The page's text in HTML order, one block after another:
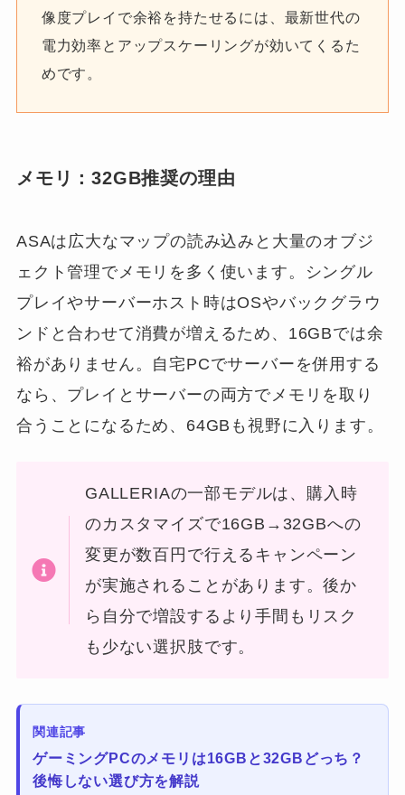
像度プレイで余裕を持たせるには、最新世代の
電力効率とアップスケーリングが効いてくるた
めです。
メモリ：32GB推奨の理由
ASAは広大なマップの読み込みと大量のオブジ
ェクト管理でメモリを多く使います。シングル
プレイやサーバーホスト時はOSやバックグラウ
ンドと合わせて消費が増えるため、16GBでは余
裕がありません。自宅PCでサーバーを併用する
なら、プレイとサーバーの両方でメモリを取り
合うことになるため、64GBも視野に入ります。
GALLERIAの一部モデルは、購入時
のカスタマイズで16GB→32GBへの
変更が数百円で行えるキャンペーン
が実施されることがあります。後か
ら自分で増設するより手間もリスク
も少ない選択肢です。
関連記事
ゲーミングPCのメモリは16GBと32GBどっち？
後悔しない選び方を解説